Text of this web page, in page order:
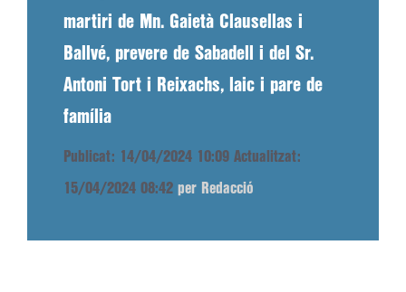
martiri de Mn. Gaietà Clausellas i
Ballvé, prevere de Sabadell i del Sr.
Antoni Tort i Reixachs, laic i pare de
família
Publicat: 14/04/2024 10:09 Actualitzat:
15/04/2024 08:42 per Redacció